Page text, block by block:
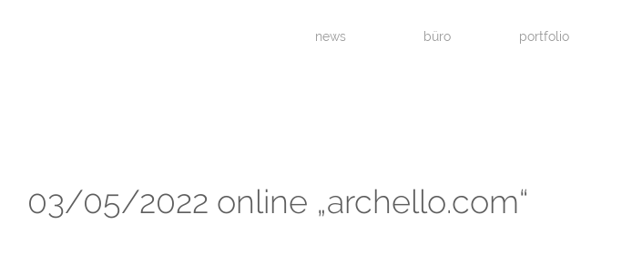
news büro portfolio
03/05/2022 online „archello.com“